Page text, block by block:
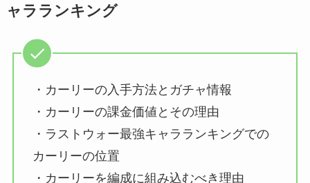
ャラランキング
・カーリーの入手方法とガチャ情報
・カーリーの課金価値とその理由
・ラストウォー最強キャラランキングでの
カーリーの位置
・カーリーを編成に組み込むべき理由